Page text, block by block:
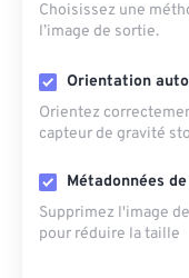
Choisissez une
l’image de sortie.
Orientation
Orientez
capteur de gravité
Métadonnées
Supprimez l'image
pour réduire la taille